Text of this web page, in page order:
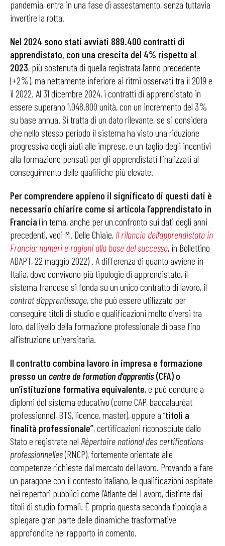
pandemia, entra in una fase di assestamento, senza tuttavia
invertire la rotta.
Nel 2024 sono stati avviati 889.400 contratti di
apprendistato, con una crescita del 4% rispetto al
2023, più sostenuta di quella registrata l’anno precedente
(+2%), ma nettamente inferiore ai ritmi osservati tra il 2019 e
il 2022. Al 31 dicembre 2024, i contratti di apprendistato in
essere superano 1.048.800 unità, con un incremento del 3%
su base annua. Si tratta di un dato rilevante, se si considera
che nello stesso periodo il sistema ha visto una riduzione
progressiva degli aiuti alle imprese, e un taglio degli incentivi
alla formazione pensati per gli apprendistati finalizzati al
conseguimento delle qualifiche più elevate.
Per comprendere appieno il significato di questi dati è
necessario chiarire come si articola l’apprendistato in
Francia(in tema, anche per un confronto sui dati degli anni
precedenti, vedi M. Delle Chiaie, Il rilancio dell’apprendistato in
Francia: numeri e ragioni alla base del successo, in Bollettino
ADAPT, 22 maggio 2022) . A differenza di quanto avviene in
Italia, dove convivono più tipologie di apprendistato, il
sistema francese si fonda su un unico contratto di lavoro, il
contrat d’apprentissage, che può essere utilizzato per
conseguire titoli di studio e qualificazioni molto diversi tra
loro, dal livello della formazione professionale di base fino
all’istruzione universitaria.
Il contratto combina lavoro in impresa e formazione
presso un centre de formation d’apprentis(CFA) o
un’istituzione formativa equivalente, e può condurre a
diplomi del sistema educativo (come CAP, baccalauréat
professionnel, BTS, licence, master), oppure a “titoli a
finalità professionale”, certificazioni riconosciute dallo
Stato e registrate nel Répertoire national des certifications
professionnelles(RNCP), fortemente orientate alle
competenze richieste dal mercato del lavoro. Provando a fare
un paragone con il contesto italiano, le qualificazioni ospitate
nei repertori pubblici come l’Atlante del Lavoro, distinte dai
titoli di studio formali. È proprio questa seconda tipologia a
spiegare gran parte delle dinamiche trasformative
approfondite nel rapporto in comento.